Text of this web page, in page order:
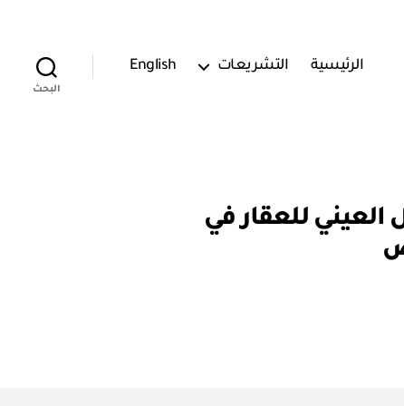
الرئيسية التشريعات English
البحث
إعلان التسجيل العيني للعقار في